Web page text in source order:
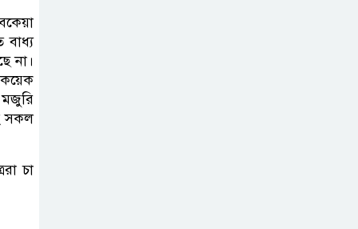
না।
মজুরি
সকল
চা